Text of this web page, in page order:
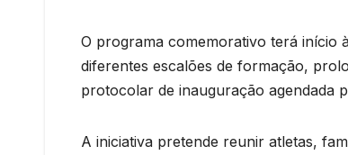
O programa comemorativo terá início
diferentes escalões de formação,
protocolar de inauguração agendada
A iniciativa pretende reunir atletas,